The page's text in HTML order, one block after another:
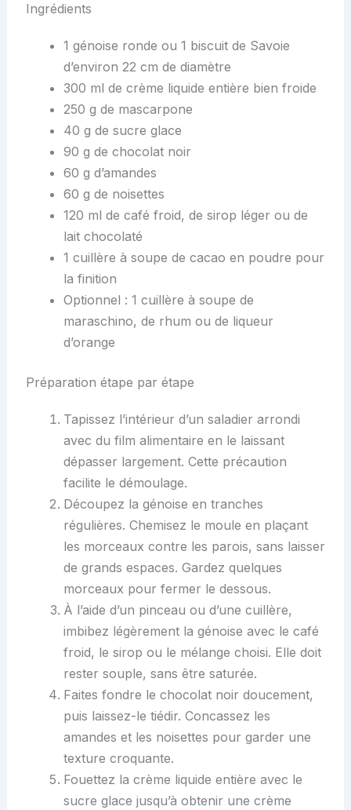
Ingrédients
1 génoise ronde ou 1 biscuit de Savoie
d’environ 22 cm de diamètre
300 ml de crème liquide entière bien froide
250 g de mascarpone
40 g de sucre glace
90 g de chocolat noir
60 g d’amandes
60 g de noisettes
120 ml de café froid, de sirop léger ou de
lait chocolaté
1 cuillère à soupe de cacao en poudre pour
la finition
Optionnel : 1 cuillère à soupe de
maraschino, de rhum ou de liqueur
d’orange
Préparation étape par étape
Tapissez l’intérieur d’un saladier arrondi
avec du film alimentaire en le laissant
dépasser largement. Cette précaution
facilite le démoulage.
Découpez la génoise en tranches
régulières. Chemisez le moule en plaçant
les morceaux contre les parois, sans laisser
de grands espaces. Gardez quelques
morceaux pour fermer le dessous.
À l’aide d’un pinceau ou d’une cuillère,
imbibez légèrement la génoise avec le café
froid, le sirop ou le mélange choisi. Elle doit
rester souple, sans être saturée.
Faites fondre le chocolat noir doucement,
puis laissez-le tiédir. Concassez les
amandes et les noisettes pour garder une
texture croquante.
Fouettez la crème liquide entière avec le
sucre glace jusqu’à obtenir une crème